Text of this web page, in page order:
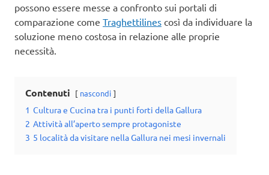
possono essere messe a confronto sui portali di
comparazione come Traghettilines così da individuare la
soluzione meno costosa in relazione alle proprie
necessità.
Contenuti nascondi
1 Cultura e Cucina tra i punti forti della Gallura
2 Attività all’aperto sempre protagoniste
3 5 località da visitare nella Gallura nei mesi invernali